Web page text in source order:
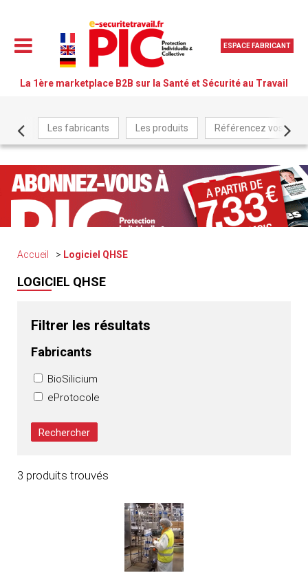
ESPACE FABRICANT
La 1ère marketplace B2B sur la Santé et Sécurité au Travail
Les fabricants Les produits Référencez vos
Accueil Logiciel QHSE
LOGICIEL QHSE
Filtrer les résultats
Fabricants
BioSilicium
eProtocole
3 produits trouvés